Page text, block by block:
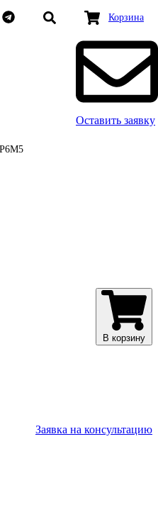
Корзина
Оставить заявку
В корзину
Заявка на консультацию